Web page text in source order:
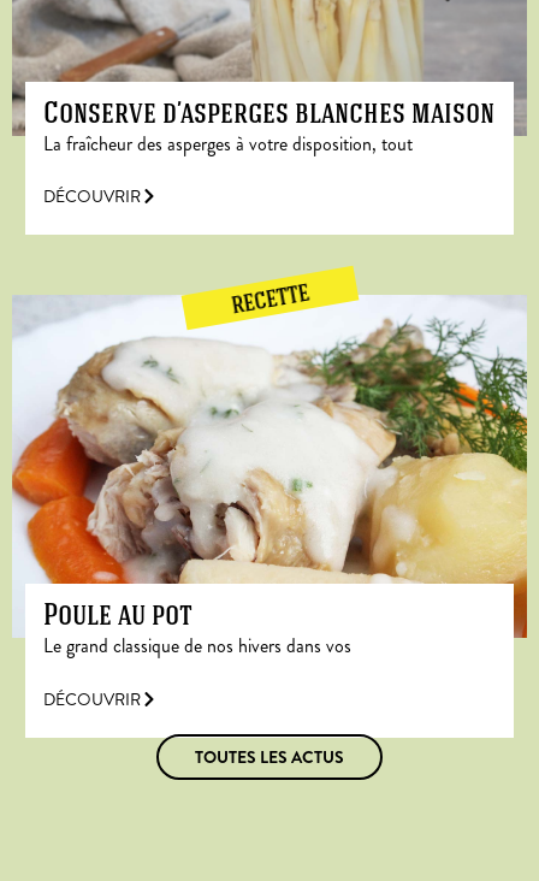
Conserve d’asperges blanches maison
La fraîcheur des asperges à votre disposition, tout
DÉCOUVRIR
RECETTE
Poule au pot
Le grand classique de nos hivers dans vos
DÉCOUVRIR
TOUTES LES ACTUS